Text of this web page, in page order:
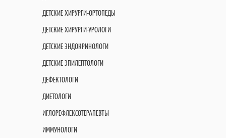
ДЕТСКИЕ ХИРУРГИ-ОРТОПЕДЫ
ДЕТСКИЕ ХИРУРГИ-УРОЛОГИ
ДЕТСКИЕ ЭНДОКРИНОЛОГИ
ДЕТСКИЕ ЭПИЛЕПТОЛОГИ
ДЕФЕКТОЛОГИ
ДИЕТОЛОГИ
ИГЛОРЕФЛЕКСОТЕРАПЕВТЫ
ИММУНОЛОГИ